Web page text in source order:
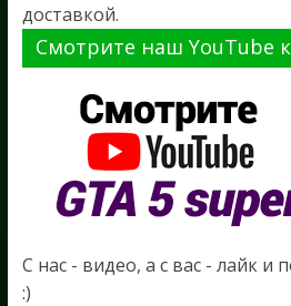
доставкой.
Смотрите наш YouTube
С нас - видео, а с вас - лайк и
:)